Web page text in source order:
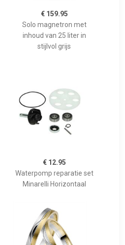
€ 159.95
Solo magnetron met
inhoud van 25 liter in
stijlvol grijs
€ 12.95
Waterpomp reparatie set
Minarelli Horizontaal